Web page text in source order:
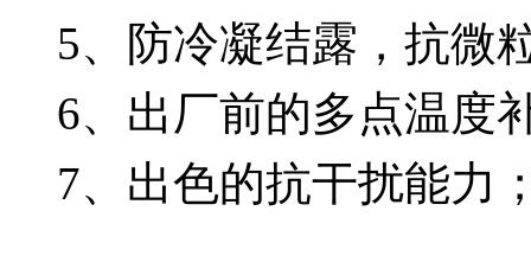
5、防冷凝结露，抗微
6、出厂前的多点温度
7、出色的抗干扰能力